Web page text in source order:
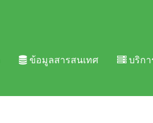
ข้อมูลสารสนเทศ บริก